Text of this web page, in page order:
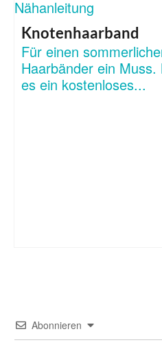
Knotenhaarband
Für einen
Haarbänder ein
es ein kostenloses...
Abonnieren